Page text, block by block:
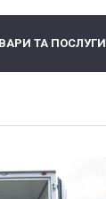
ТА ПОСЛУГИ